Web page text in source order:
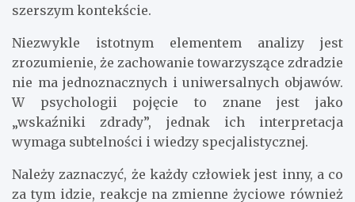
szerszym kontekście.
Niezwykle istotnym elementem analizy jest
zrozumienie, że zachowanie towarzyszące zdradzie
nie ma jednoznacznych i uniwersalnych objawów.
W psychologii pojęcie to znane jest jako
„wskaźniki zdrady”, jednak ich interpretacja
wymaga subtelności i wiedzy specjalistycznej.
Należy zaznaczyć, że każdy człowiek jest inny, a co
za tym idzie, reakcje na zmienne życiowe również